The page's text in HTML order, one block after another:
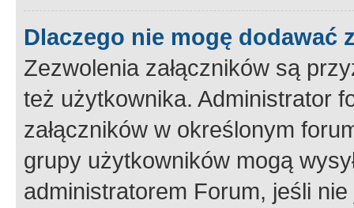
Dlaczego nie mogę dodawać
Zezwolenia załączników są
też użytkownika. Administrator
załączników w określonym
grupy użytkowników mogą
administratorem Forum, jeśli